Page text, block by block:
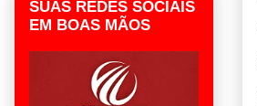
SUAS REDES SOCIAIS
EM BOAS MÃOS